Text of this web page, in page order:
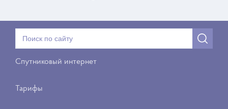
Спутниковый интернет
Тарифы